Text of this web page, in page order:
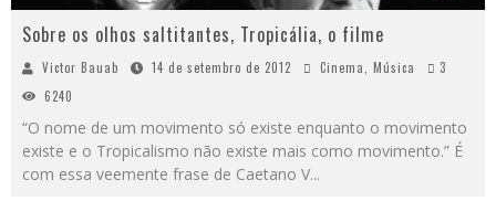
Sobre os olhos saltitantes, Tropicália, o filme
Victor Bauab 14 de setembro de 2012 Cinema Música
3
6240
“O nome de um movimento só existe enquanto o movimento
existe e o Tropicalismo não existe mais como movimento.” É
com essa veemente frase de Caetano V...